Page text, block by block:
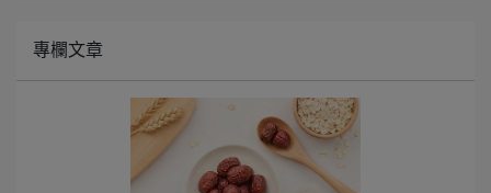
專欄文章